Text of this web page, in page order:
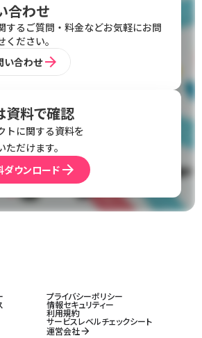
合わせ
するご質問‧料金などお気軽にお問
ください。
い合わせarrow_forward
資料で確認
トに関する資料を
ただけます。
ダウンロード arrow_forward
プライバシーポリシー
情報セキュリティー
利用規約
サービスレベルチェックシート
運営会社arrow_forward